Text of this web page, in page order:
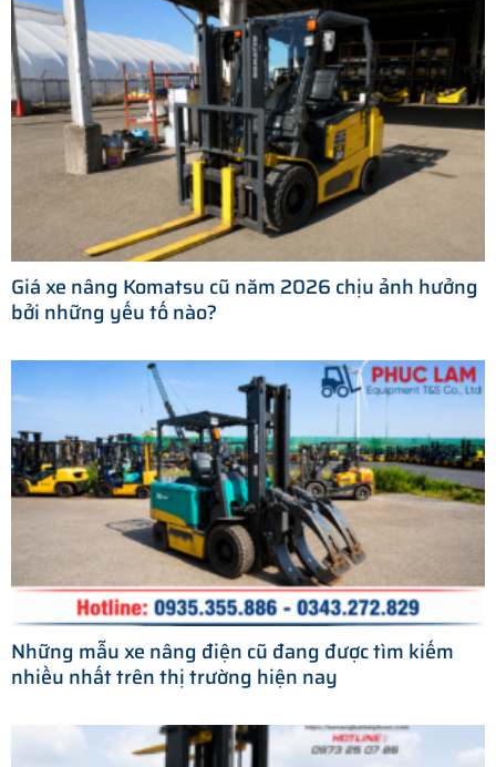
Giá xe nâng Komatsu cũ năm 2026 chịu ảnh hưởng
bởi những yếu tố nào?
Những mẫu xe nâng điện cũ đang được tìm kiếm
nhiều nhất trên thị trường hiện nay